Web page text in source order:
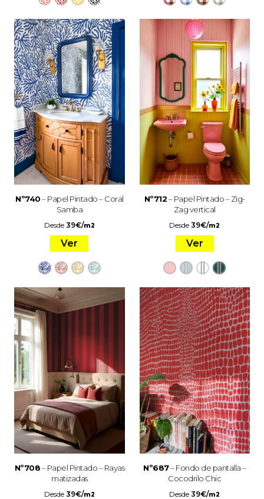
Nº740– Papel Pintado – Coral
Samba
Desde 39€/m2
Ver
Nº712– Papel Pintado – Zig-
Zag vertical
Desde39€/m2
Ver
Nº708– Papel Pintado – Rayas
matizadas
Desde 39€/m2
Nº687– Fondo de pantalla –
Cocodrilo Chic
Desde39€/m2